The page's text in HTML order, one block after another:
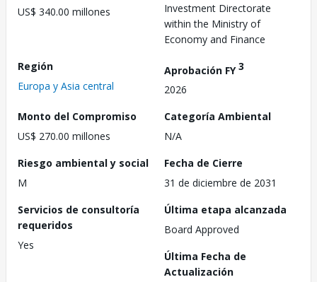
US$ 340.00 millones
Investment Directorate
within the Ministry of
Economy and Finance
Región
Europa y Asia central
Aprobación FY3
2026
Monto del Compromiso
US$ 270.00 millones
Categoría Ambiental
N/A
Riesgo ambiental y social
M
Fecha de Cierre
31 de diciembre de 2031
Servicios de consultoría
requeridos
Yes
Última etapa alcanzada
Board Approved
Última Fecha de
Actualización